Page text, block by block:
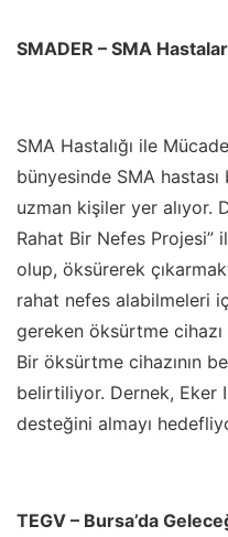
SMADER – SMA
SMA Hastalığı ile
bünyesinde SMA hastası
uzman kişiler yer alıyor.
Rahat Bir Nefes Projesi”
olup, öksürerek
rahat nefes alabilmeleri
gereken öksürtme
Bir öksürtme cihazının
belirtiliyor. Dernek, Eker
desteğini almayı
TEGV – Bursa’da